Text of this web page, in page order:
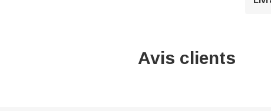
Avis clients